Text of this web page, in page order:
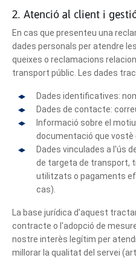
2. Atenció al client i
En cas que presenteu una
dades personals per atendre
queixes o reclamacions
transport públic. Les dades
Dades identificatives:
Dades de contacte:
Informació sobre el
documentació que vostè
Dades vinculades a l'ús
de targeta de transport,
utilitzats o pagaments
cas).
La base jurídica d'aquest
contracte o l'adopció de
nostre interès legítim per
millorar la qualitat del servei